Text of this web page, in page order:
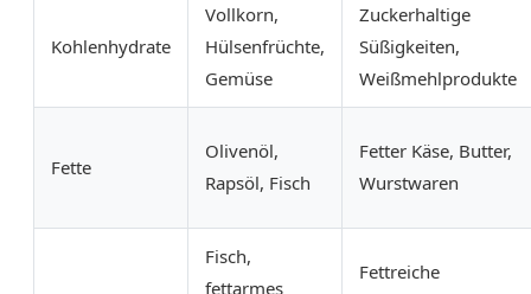
Kohlenhydrate
Vollkorn,
Hülsenfrüchte,
Gemüse
Zuckerhaltige
Süßigkeiten,
Weißmehlprodukte
Fette
Olivenöl,
Rapsöl, Fisch
Fetter Käse, Butter,
Wurstwaren
Fisch,
fettarmes
Fettreiche